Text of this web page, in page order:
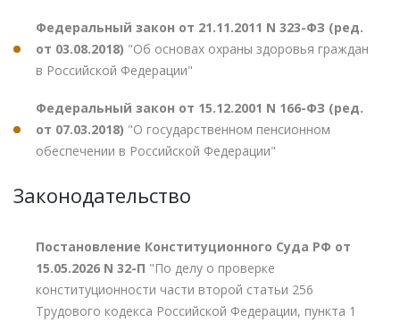
Федеральный закон от 21.11.2011 N 323-ФЗ (ред.
от 03.08.2018) "Об основах охраны здоровья граждан
в Российской Федерации"
Федеральный закон от 15.12.2001 N 166-ФЗ (ред.
от 07.03.2018) "О государственном пенсионном
обеспечении в Российской Федерации"
Законодательство
Постановление Конституционного Суда РФ от
15.05.2026 N 32-П "По делу о проверке
конституционности части второй статьи 256
Трудового кодекса Российской Федерации, пункта 1